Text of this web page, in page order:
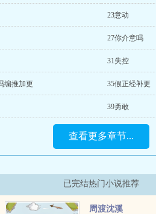
23意动
27你介意吗
31失控
编推加更 35假正经补更
39勇敢
查看更多章节...
已完结热门小说推荐
周渡沈溪